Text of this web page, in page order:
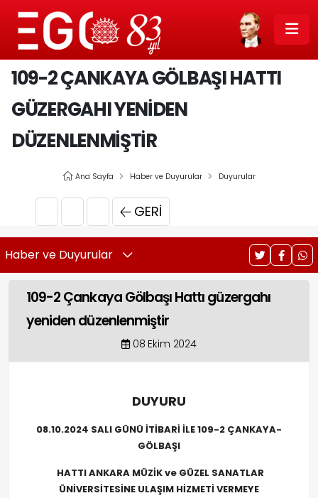
109-2 ÇANKAYA GÖLBAŞI HATTI
GÜZERGAHI YENIDEN
DÜZENLENMIŞTIR
Ana Sayfa Haber ve Duyurular Duyurular
GERI
Haber ve Duyurular
109-2 Çankaya Gölbaşı Hattı güzergahı
yeniden düzenlenmiştir
08 Ekim 2024
DUYURU
08.10.2024 SALI GÜNÜ İTİBARİ İLE109-2 ÇANKAYA-
GÖLBAŞI
HATTI ANKARA MÜZİK ve GÜZEL SANATLAR
ÜNİVERSİTESİNE ULAŞIM HİZMETİ VERMEYE